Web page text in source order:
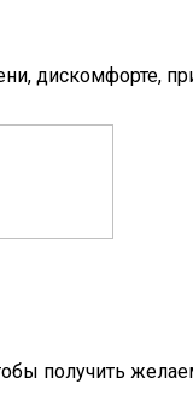
дискомфорте,
получить